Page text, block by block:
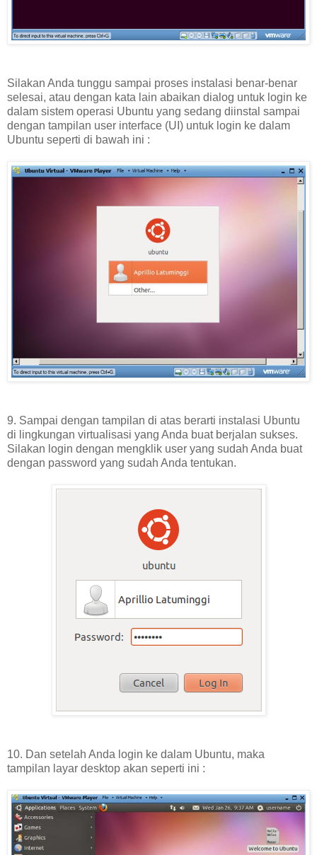
Silakan Anda tunggu sampai proses instalasi benar-benar
selesai, atau dengan kata lain abaikan dialog untuk login ke
dalam sistem operasi Ubuntu yang sedang diinstal sampai
dengan tampilan user interface (UI) untuk login ke dalam
Ubuntu seperti di bawah ini :
9. Sampai dengan tampilan di atas berarti instalasi Ubuntu
di lingkungan virtualisasi yang Anda buat berjalan sukses.
Silakan login dengan mengklik user yang sudah Anda buat
dengan password yang sudah Anda tentukan.
10. Dan setelah Anda login ke dalam Ubuntu, maka
tampilan layar desktop akan seperti ini :